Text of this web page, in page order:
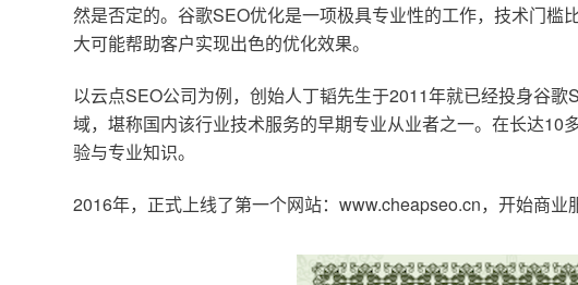
然是否定的。谷歌SEO优化是一项极具专业性的工作，技术门
大可能帮助客户实现出色的优化效果。
以云点SEO公司为例，创始人丁韬先生于2011年就已经投身谷
域，堪称国内该行业技术服务的早期专业从业者之一。在长达
验与专业知识。
2016年，正式上线了第一个网站：www.cheapseo.cn，开始商业